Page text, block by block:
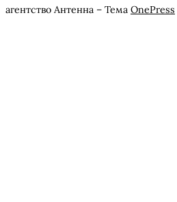
агентство Антенна – Тема OnePress